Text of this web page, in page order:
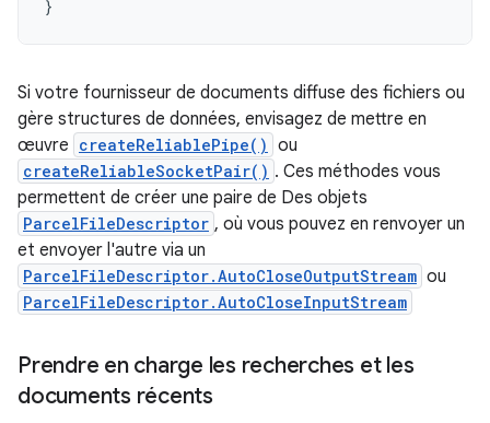
}
Si votre fournisseur de documents diffuse des fichiers ou
gère structures de données, envisagez de mettre en
œuvre createReliablePipe() ou
createReliableSocketPair() . Ces méthodes vous
permettent de créer une paire de Des objets
ParcelFileDescriptor , où vous pouvez en renvoyer un
et envoyer l'autre via un
ParcelFileDescriptor.AutoCloseOutputStream ou
ParcelFileDescriptor.AutoCloseInputStream
Prendre en charge les recherches et les
documents récents